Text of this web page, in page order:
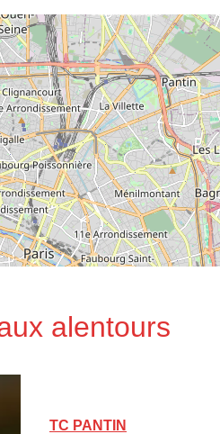
alentours
TC PANTIN